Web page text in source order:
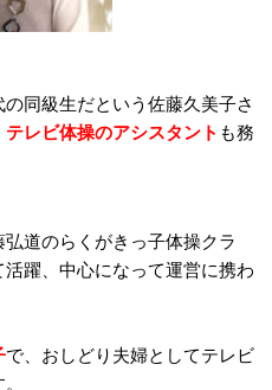
同級生だという佐藤久美子さ
テレビ体操のアシスタント も務
道のらくがきっ子体操クラ
活躍、中心になって運営に携わ
で、おしどり夫婦としてテレビ